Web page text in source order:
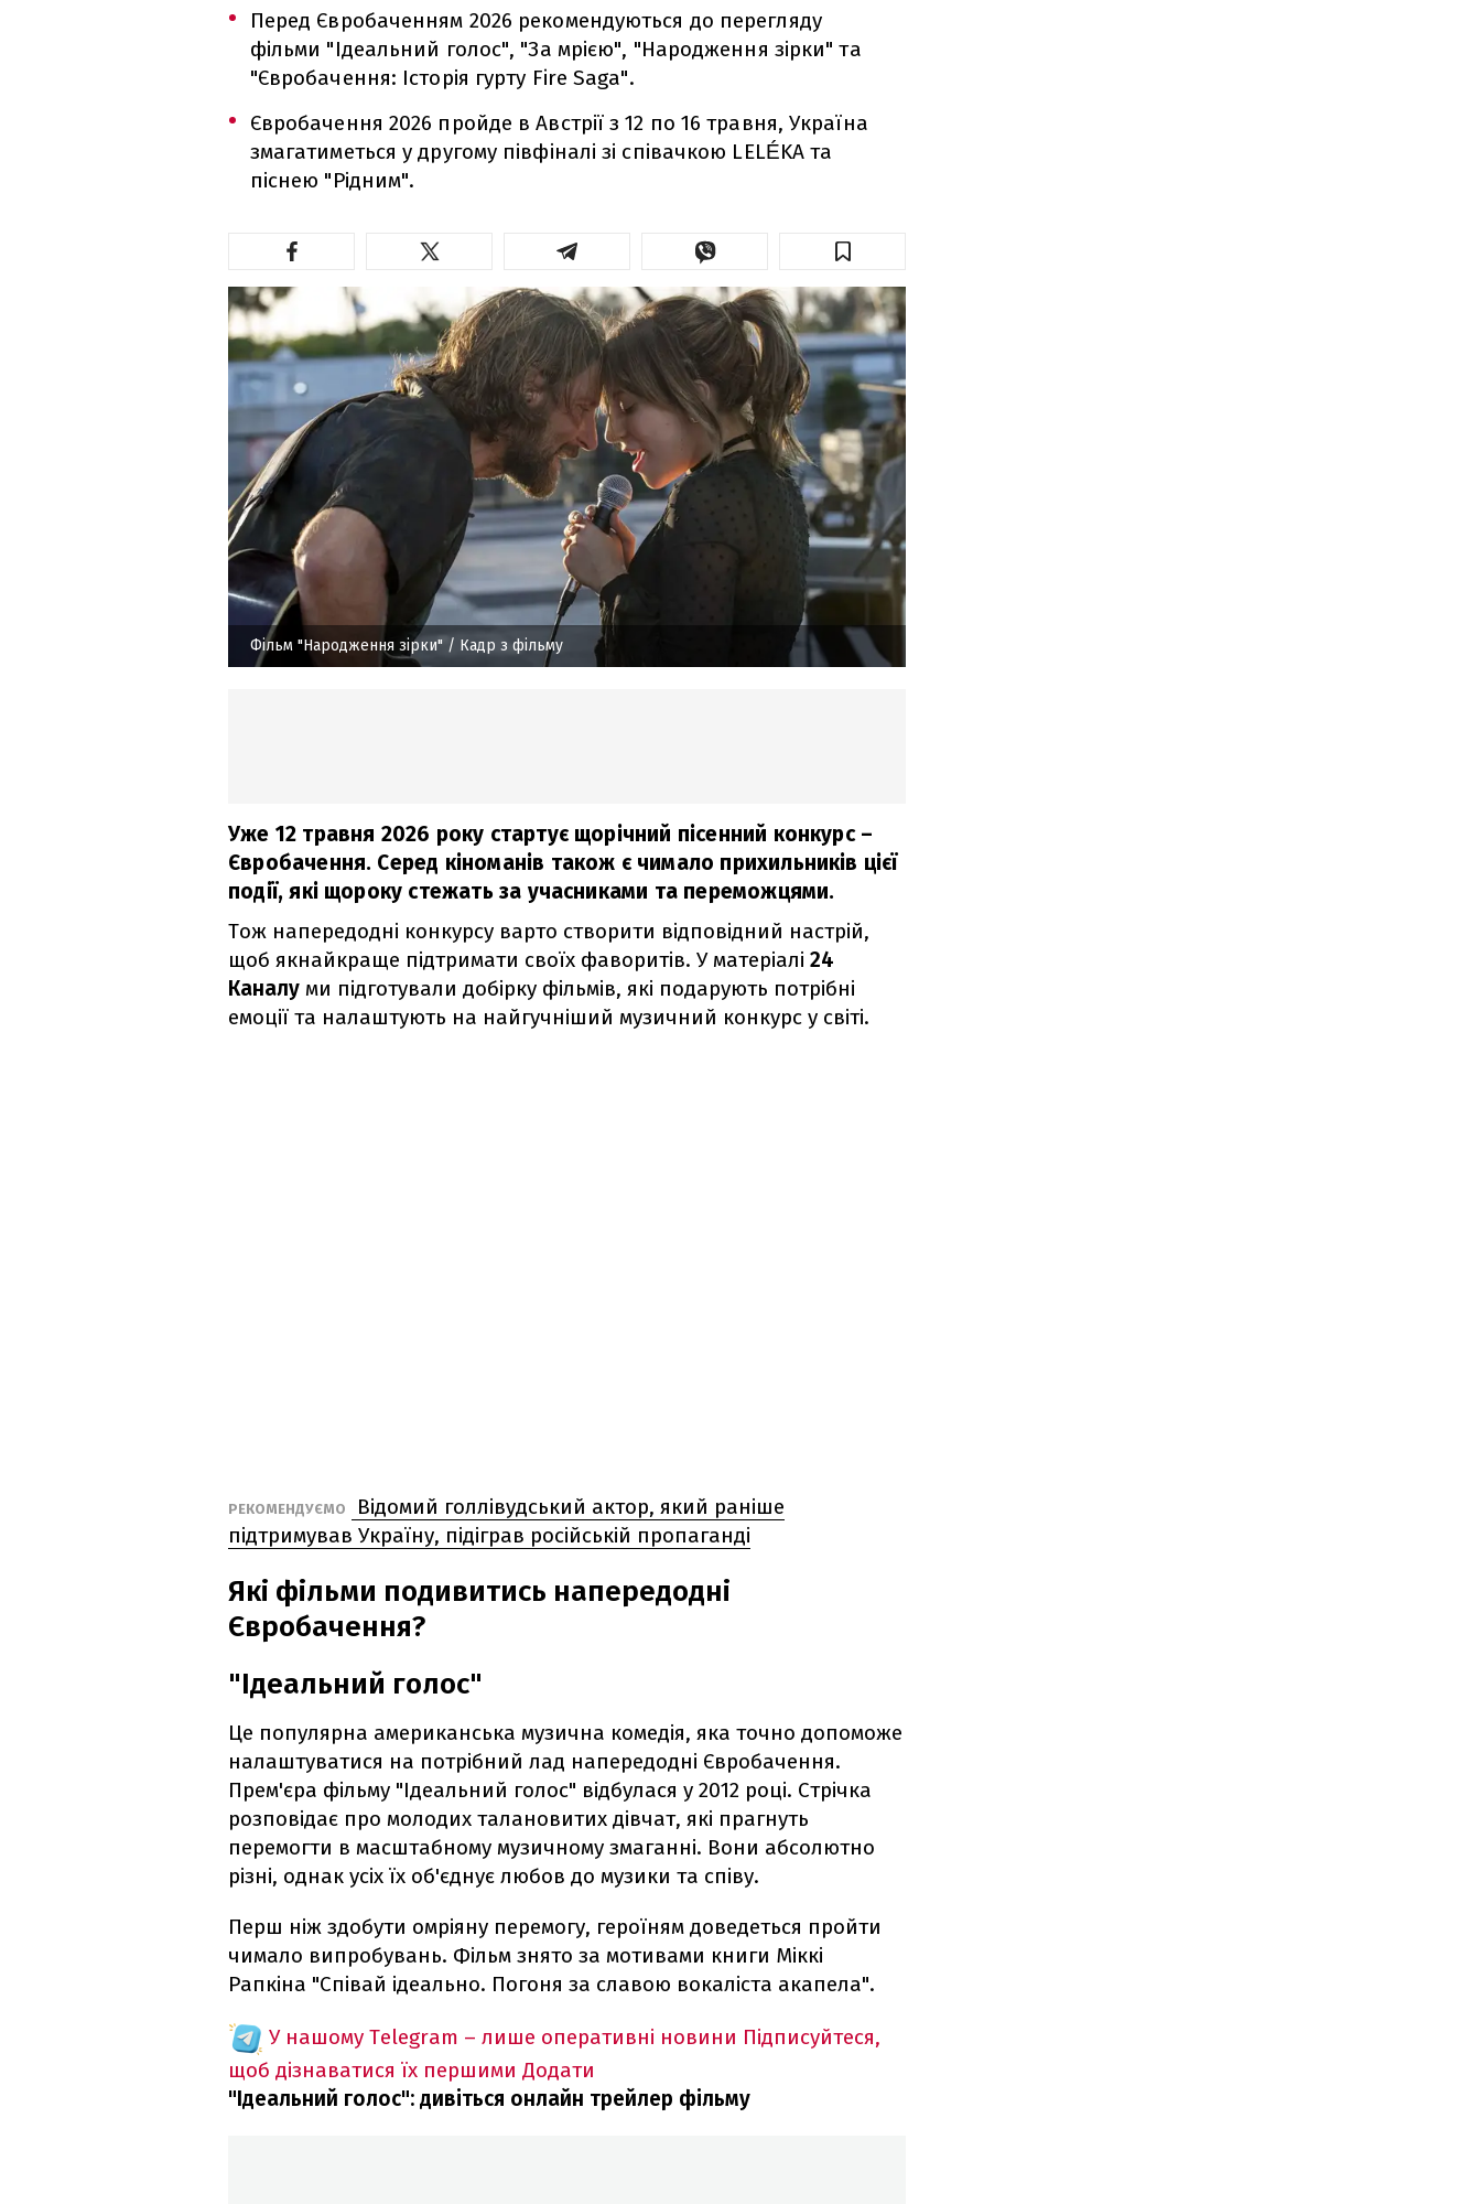
Перед Євробаченням 2026 рекомендуються до перегляду
фільми "Ідеальний голос", "За мрією", "Народження зірки" та
"Євробачення: Історія гурту Fire Saga".
Євробачення 2026 пройде в Австрії з 12 по 16 травня, Україна
змагатиметься у другому півфіналі зі співачкою LELÉKA та
піснею "Рідним".
Фільм "Народження зірки" / Кадр з фільму
Уже 12 травня 2026 року стартує щорічний пісенний конкурс –
Євробачення. Серед кіноманів також є чимало прихильників цієї
події, які щороку стежать за учасниками та переможцями.
Тож напередодні конкурсу варто створити відповідний настрій,
щоб якнайкраще підтримати своїх фаворитів. У матеріалі 24
Каналу ми підготували добірку фільмів, які подарують потрібні
емоції та налаштують на найгучніший музичний конкурс у світі.
РЕКОМЕНДУЄМО
Відомий голлівудський актор, який раніше
підтримував Україну, підіграв російській пропаганді
Які фільми подивитись напередодні
Євробачення?
"Ідеальний голос"
Це популярна американська музична комедія, яка точно допоможе
налаштуватися на потрібний лад напередодні Євробачення.
Прем'єра фільму "Ідеальний голос" відбулася у 2012 році. Стрічка
розповідає про молодих талановитих дівчат, які прагнуть
перемогти в масштабному музичному змаганні. Вони абсолютно
різні, однак усіх їх об'єднує любов до музики та співу.
Перш ніж здобути омріяну перемогу, героїням доведеться пройти
чимало випробувань. Фільм знято за мотивами книги Міккі
Рапкіна "Співай ідеально. Погоня за славою вокаліста акапела".
У нашому Telegram – лише оперативні новини Підписуйтеся,
щоб дізнаватися їх першими Додати
"Ідеальний голос": дивіться онлайн трейлер фільму